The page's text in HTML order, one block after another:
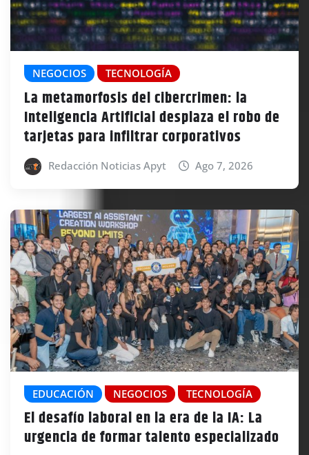
NEGOCIOS TECNOLOGÍA
La metamorfosis del cibercrimen: la
Inteligencia Artificial desplaza el robo de
tarjetas para infiltrar corporativos
Redacción Noticias Apyt Ago 7, 2026
EDUCACIÓN NEGOCIOS TECNOLOGÍA
El desafío laboral en la era de la IA: La
urgencia de formar talento especializado